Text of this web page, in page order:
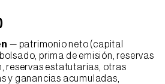
— patrimonio neto (capital
prima de emisión, reservas
reservas estatutarias, otras
y ganancias acumuladas,